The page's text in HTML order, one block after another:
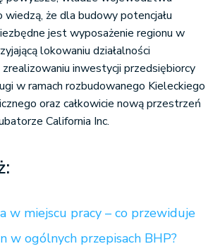
że dla budowy potencjału
jest wyposażenie regionu w
lokowaniu działalności
inwestycji przedsiębiorcy
w ramach rozbudowanego Kieleckiego
oraz całkowicie nową przestrzeń
California Inc.
w miejscu pracy – co przewiduje
w ogólnych przepisach BHP?